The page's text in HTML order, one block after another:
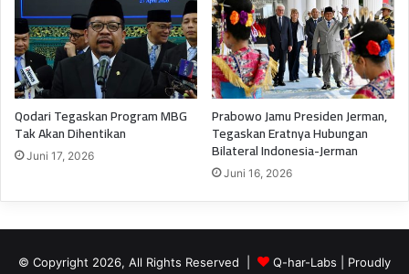
Qodari Tegaskan Program MBG
Tak Akan Dihentikan
Juni 17, 2026
Prabowo Jamu Presiden Jerman,
Tegaskan Eratnya Hubungan
Bilateral Indonesia-Jerman
Juni 16, 2026
© Copyright 2026, All Rights Reserved | Q-har-Labs | Proudly